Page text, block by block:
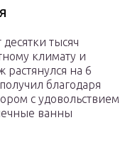
тысяч
климату и
на 6
благодаря
с удовольствием
ванны